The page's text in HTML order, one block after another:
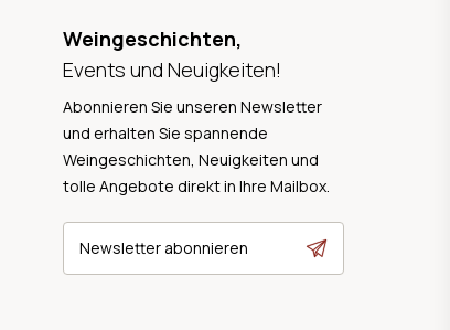
Weingeschichten,
Events und Neuigkeiten!
Abonnieren Sie unseren Newsletter
und erhalten Sie spannende
Weingeschichten, Neuigkeiten und
tolle Angebote direkt in Ihre Mailbox.
Newsletter abonnieren